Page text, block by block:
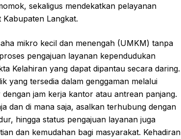
sekaligus mendekatkan pelayanan
Langkat.
mikro kecil dan menengah (UMKM) tanpa
pengajuan layanan kependudukan
Kelahiran yang dapat dipantau secara daring.
yang tersedia dalam genggaman melalui
jam kerja kantor atau antrean panjang.
dan di mana saja, asalkan terhubung dengan
hingga status pengajuan layanan juga
dan kemudahan bagi masyarakat. Kehadiran